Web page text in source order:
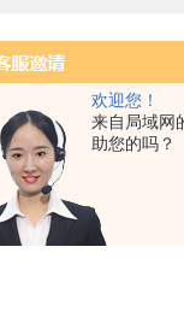
欢迎您！
来自局域网
助您的吗？